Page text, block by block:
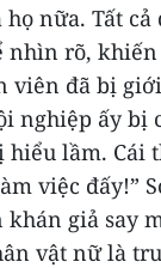
nữa. Tất cả
nhìn rõ, khiến
viên đã bị giới
nghiệp ấy bị
hiểu lầm. Cái
việc đấy!”
giả say
vật nữ là